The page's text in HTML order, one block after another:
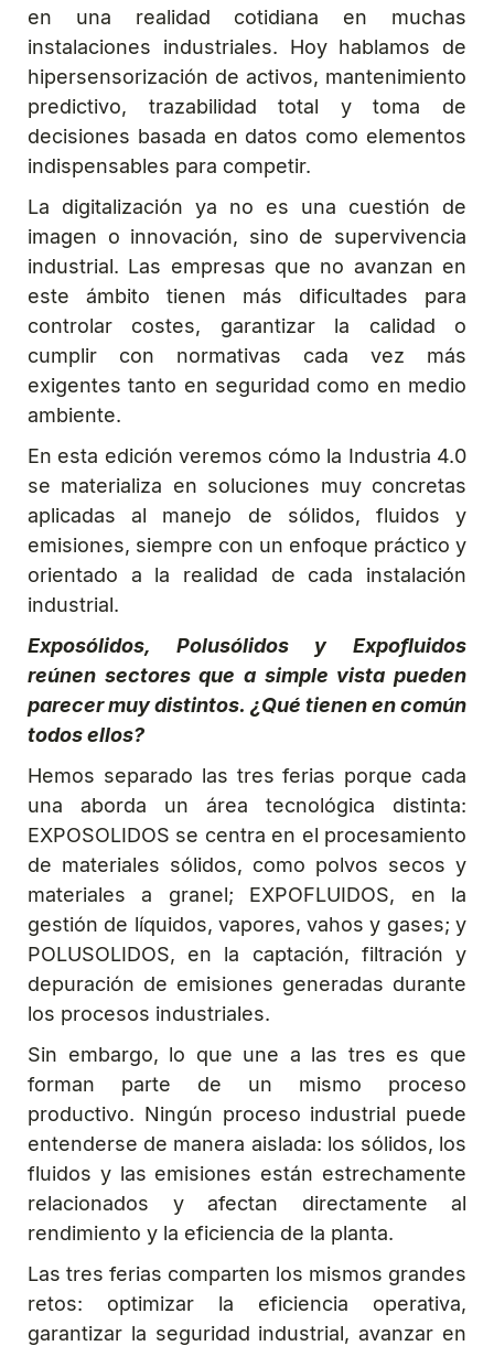
en una realidad cotidiana en muchas
instalaciones industriales. Hoy hablamos de
hipersensorización de activos, mantenimiento
predictivo, trazabilidad total y toma de
decisiones basada en datos como elementos
indispensables para competir.
La digitalización ya no es una cuestión de
imagen o innovación, sino de supervivencia
industrial. Las empresas que no avanzan en
este ámbito tienen más dificultades para
controlar costes, garantizar la calidad o
cumplir con normativas cada vez más
exigentes tanto en seguridad como en medio
ambiente.
En esta edición veremos cómo la Industria 4.0
se materializa en soluciones muy concretas
aplicadas al manejo de sólidos, fluidos y
emisiones, siempre con un enfoque práctico y
orientado a la realidad de cada instalación
industrial.
Exposólidos, Polusólidos y Expofluidos
reúnen sectores que a simple vista pueden
parecer muy distintos. ¿Qué tienen en común
todos ellos?
Hemos separado las tres ferias porque cada
una aborda un área tecnológica distinta:
EXPOSOLIDOS se centra en el procesamiento
de materiales sólidos, como polvos secos y
materiales a granel; EXPOFLUIDOS, en la
gestión de líquidos, vapores, vahos y gases; y
POLUSOLIDOS, en la captación, filtración y
depuración de emisiones generadas durante
los procesos industriales.
Sin embargo, lo que une a las tres es que
forman parte de un mismo proceso
productivo. Ningún proceso industrial puede
entenderse de manera aislada: los sólidos, los
fluidos y las emisiones están estrechamente
relacionados y afectan directamente al
rendimiento y la eficiencia de la planta.
Las tres ferias comparten los mismos grandes
retos: optimizar la eficiencia operativa,
garantizar la seguridad industrial, avanzar en